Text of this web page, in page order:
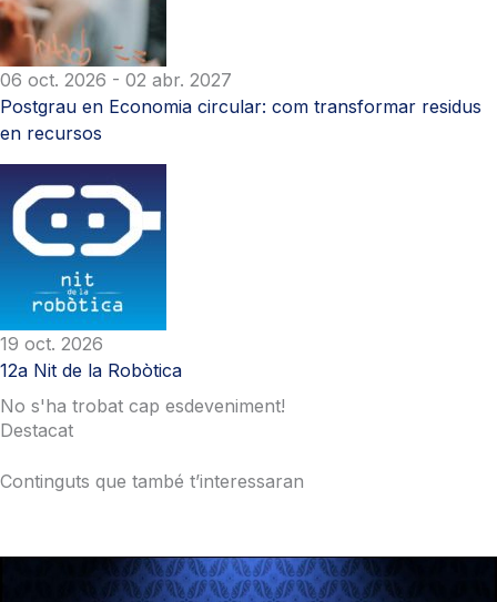
06 oct. 2026 - 02 abr. 2027
Postgrau en Economia circular: com transformar residus
en recursos
19 oct. 2026
12a Nit de la Robòtica
No s'ha trobat cap esdeveniment!
Destacat
Continguts que també t’interessaran